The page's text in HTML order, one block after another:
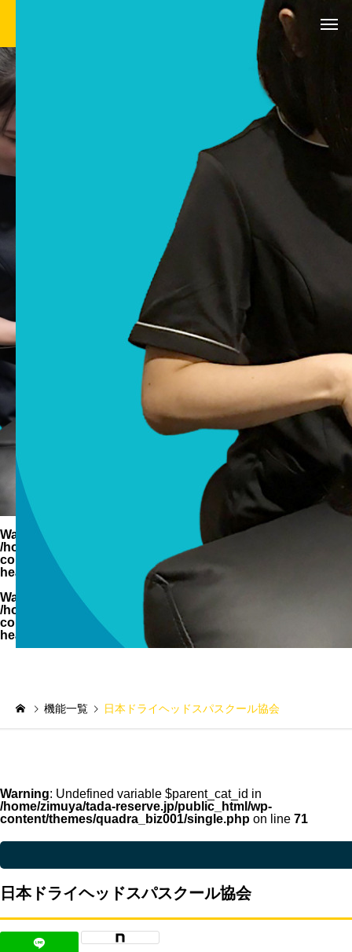
Warning
: Undefined variable $parent_cat_name in
/home/zimuya/tada-reserve.jp/public_html/wp-
content/themes/quadra_biz001/template-parts/page-
header-title.php
94
Warning
: Undefined variable $parent_cat_id in
/home/zimuya/tada-reserve.jp/public_html/wp-
content/themes/quadra_biz001/template-parts/page-
header-title.php
on line 95
機能一覧 日本ドライヘッドスパスクール協会
Warning: Undefined variable $parent_cat_id in
/home/zimuya/tada-reserve.jp/public_html/wp-
content/themes/quadra_biz001/single.php on line 71
Warning : Undefined variable $parent_cat_name in /home/zimuya/tada-
日本ドライヘッドスパスクール協会